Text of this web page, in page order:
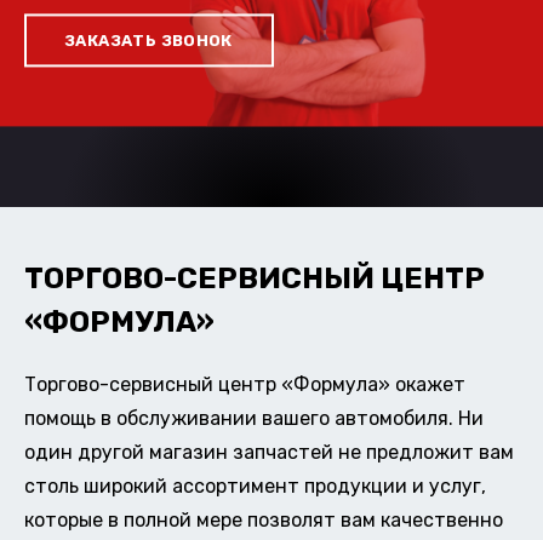
ЗАКАЗАТЬ ЗВОНОК
ТОРГОВО-СЕРВИСНЫЙ ЦЕНТР
«ФОРМУЛА»
Торгово-сервисный центр «Формула» окажет
помощь в обслуживании вашего автомобиля. Ни
один другой магазин запчастей не предложит вам
столь широкий ассортимент продукции и услуг,
которые в полной мере позволят вам качественно